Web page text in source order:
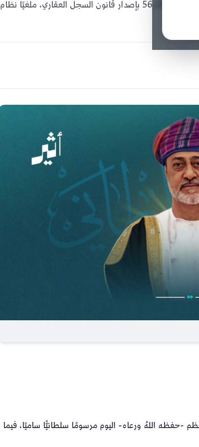
أصدر جلالة السلطان هيثم بن طارق المرسوم السلطاني رقم 56/2026 بإصدار قانون السجل العقاري، ملغيًا نظام
-حفظه اللهُ ورعاه- اليوم مرسومًا سلطانيًّا ساميًا، فيما